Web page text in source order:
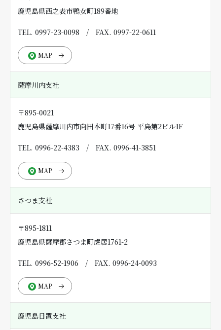
鹿児島県西之表市鴨女町189番地
TEL. 0997-23-0098 / FAX. 0997-22-0611
MAP
薩摩川内支社
〒895-0021
鹿児島県薩摩川内市向田本町17番16号 平島第2ビル1F
TEL. 0996-22-4383 / FAX. 0996-41-3851
MAP
さつま支社
〒895-1811
鹿児島県薩摩郡さつま町虎居1761-2
TEL. 0996-52-1906 / FAX. 0996-24-0093
MAP
鹿児島日置支社